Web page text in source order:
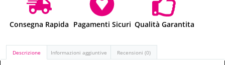
Consegna Rapida Pagamenti Sicuri Qualità Garantita
Descrizione Informazioni aggiuntive Recensioni (0)